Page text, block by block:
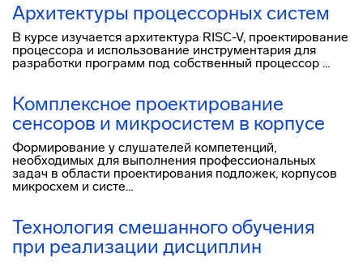
Архитектуры процессорных систем
В курсе изучается архитектура RISC-V, проектирование
процессора и использование инструментария для
разработки программ под собственный процессор ...
Комплексное проектирование
сенсоров и микросистем в корпусе
Формирование у слушателей компетенций,
необходимых для выполнения профессиональных
задач в области проектирования подложек, корпусов
микросхем и систе...
Технология смешанного обучения
при реализации дисциплин